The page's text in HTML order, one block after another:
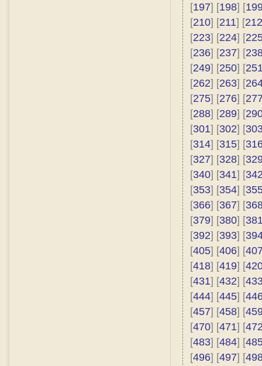
[197] [198] [
[210] [211] [212
[223] [224] [
[236] [237] [
[249] [250] [
[262] [263] [
[275] [276] [
[288] [289] [
[301] [302] [
[314] [315] [
[327] [328] [
[340] [341] [
[353] [354] [
[366] [367] [
[379] [380] [
[392] [393] [
[405] [406] [
[418] [419] [
[431] [432] [
[444] [445] [
[457] [458] [
[470] [471] [
[483] [484] [
[496] [497] [